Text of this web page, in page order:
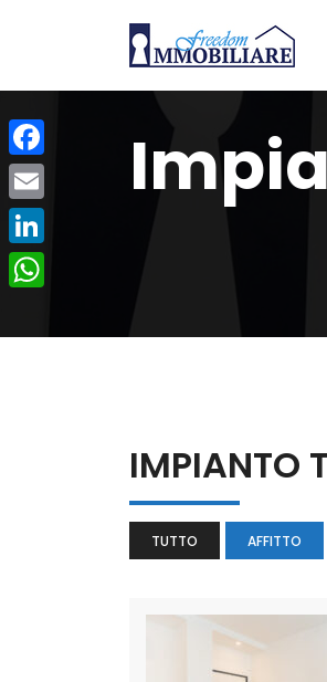
IMPIANTO
TUTTO AFFITTO
Facebook
Email
LinkedIn